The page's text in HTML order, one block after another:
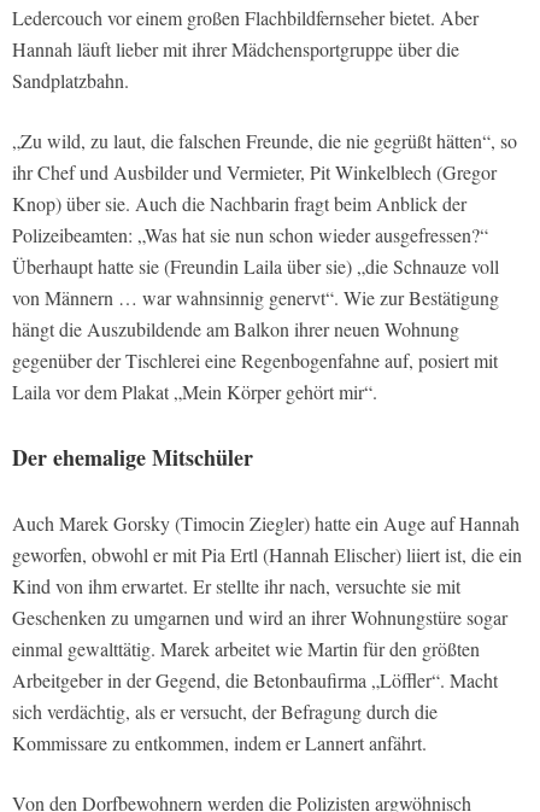
Ledercouch vor einem großen Flachbildfernseher bietet. Aber
Hannah läuft lieber mit ihrer Mädchensportgruppe über die
Sandplatzbahn.
„Zu wild, zu laut, die falschen Freunde, die nie gegrüßt hätten“, so
ihr Chef und Ausbilder und Vermieter, Pit Winkelblech (Gregor
Knop) über sie. Auch die Nachbarin fragt beim Anblick der
Polizeibeamten: „Was hat sie nun schon wieder ausgefressen?“
Überhaupt hatte sie (Freundin Laila über sie) „die Schnauze voll
von Männern … war wahnsinnig genervt“. Wie zur Bestätigung
hängt die Auszubildende am Balkon ihrer neuen Wohnung
gegenüber der Tischlerei eine Regenbogenfahne auf, posiert mit
Laila vor dem Plakat „Mein Körper gehört mir“.
Der ehemalige Mitschüler
Auch Marek Gorsky (Timocin Ziegler) hatte ein Auge auf Hannah
geworfen, obwohl er mit Pia Ertl (Hannah Elischer) liiert ist, die ein
Kind von ihm erwartet. Er stellte ihr nach, versuchte sie mit
Geschenken zu umgarnen und wird an ihrer Wohnungstüre sogar
einmal gewalttätig. Marek arbeitet wie Martin für den größten
Arbeitgeber in der Gegend, die Betonbaufirma „Löffler“. Macht
sich verdächtig, als er versucht, der Befragung durch die
Kommissare zu entkommen, indem er Lannert anfährt.
Von den Dorfbewohnern werden die Polizisten argwöhnisch